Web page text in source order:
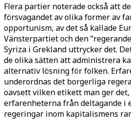
Flera partier noterade också att
försvagandet av olika former av
opportunism, av det så kallade
Vänsterpartiet och den
Syriza i Grekland uttrycker det.
de olika sätten att administrera
alternativ lösning för folken.
underordnas det borgerliga
oavsett vilken etikett man ger
erfarenheterna från deltagande i
regeringar inom kapitalismens